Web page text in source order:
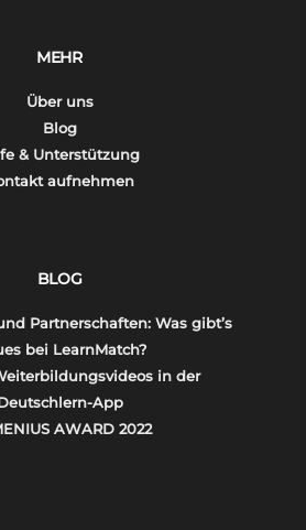
MEHR
Über uns
Blog
& Unterstützung
aufnehmen
BLOG
Partnerschaften: Was gibt’s
bei LearnMatch?
in der
App
AWARD 2022